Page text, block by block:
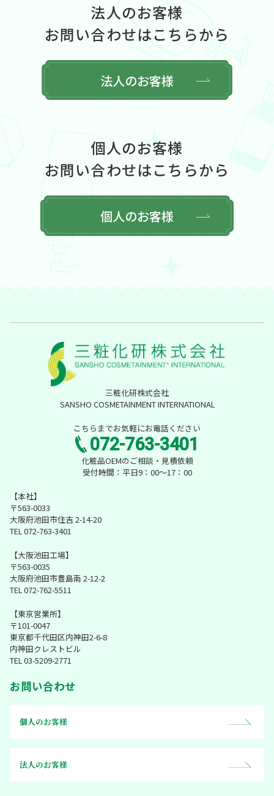
法人のお客様
お問い合わせはこちらから
法人のお客様
個人のお客様
お問い合わせはこちらから
個人のお客様
三粧化研株式会社
SANSHO COSMETAINMENT INTERNATIONAL
こちらまでお気軽にお電話ください
072-763-3401
化粧品OEMのご相談・見積依頼
受付時間：平日9：00～17：00
【本社】
〒563-0033
大阪府池田市住吉 2-14-20
TEL 072-763-3401
【大阪池田工場】
〒563-0035
大阪府池田市豊島南 2-12-2
TEL 072-762-5511
【東京営業所】
〒101-0047
東京都千代田区内神田2-6-8
内神田クレストビル
TEL 03-5209-2771
お問い合わせ
個人のお客様
法人のお客様